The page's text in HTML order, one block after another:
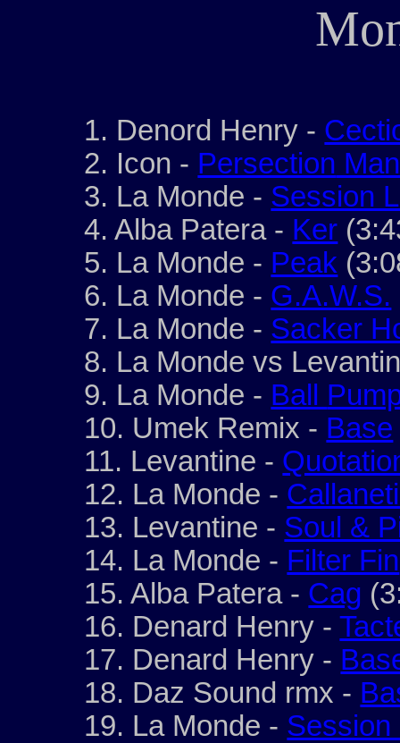
1. Denord Henry -
2. Icon - Persection
3. La Monde - Session
4. Alba Patera- Ker
5. La Monde - Peak
6. La Monde - G.A.W.S.
7. La Monde - Sacker
8. La Monde vs
9. La Monde - Ball
10. Umek Remix - Base
11. Levantine -
12. La Monde -
13. Levantine - Soul &
14. La Monde - Filter Fin
15. Alba Patera- Cag
16. Denard Henry -
17. Denard Henry -
18. Daz Sound rmx -
19. La Monde - Session